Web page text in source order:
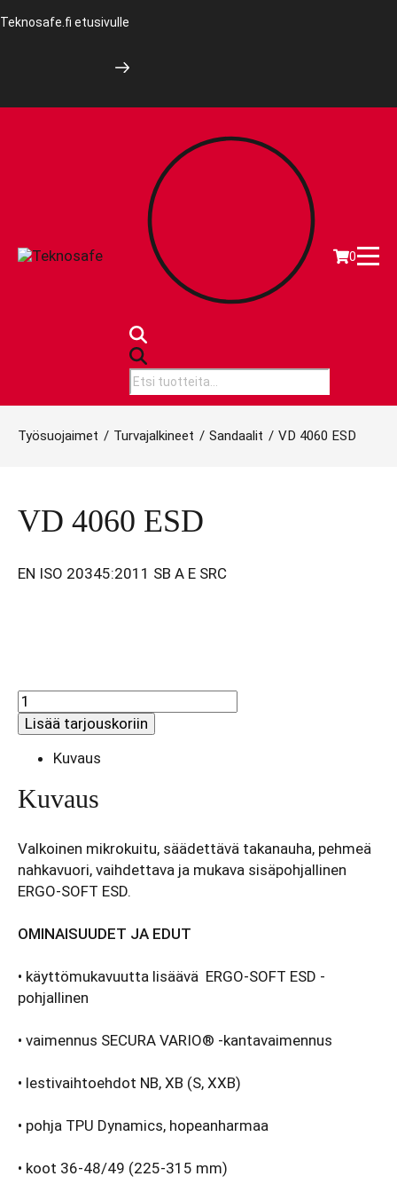
Teknosafe.fi etusivulle
search
0
Työsuojaimet / Turvajalkineet / Sandaalit / VD 4060 ESD
VD 4060 ESD
EN ISO 20345:2011 SB A E SRC
VD
4060
ESD
Lisää tarjouskoriin
Kuvaus
Kuvaus
Valkoinen mikrokuitu, säädettävä takanauha, pehmeä
nahkavuori, vaihdettava ja mukava sisäpohjallinen
ERGO-SOFT ESD.
OMINAISUUDET JA EDUT
• käyttömukavuutta lisäävä ERGO-SOFT ESD -
pohjallinen
• vaimennus SECURA VARIO® -kantavaimennus
• lestivaihtoehdot NB, XB (S, XXB)
• pohja TPU Dynamics, hopeanharmaa
• koot 36-48/49 (225-315 mm)